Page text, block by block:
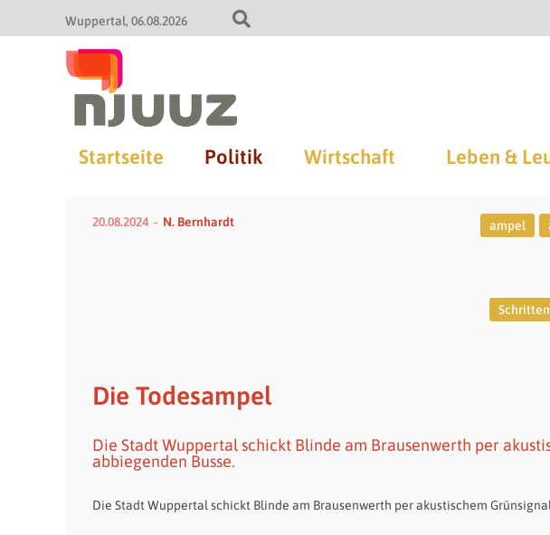
Wuppertal 06.08.2026
Startseite Politik Wirtschaft Leben &
20.08.2024 N. Bernhardt ampel
Die Todesampel
Die Stadt Wuppertal schickt Blinde am Brausenwerth per
abbiegenden Busse.
Die Stadt Wuppertal schickt Blinde am Brausenwerth per akustischem